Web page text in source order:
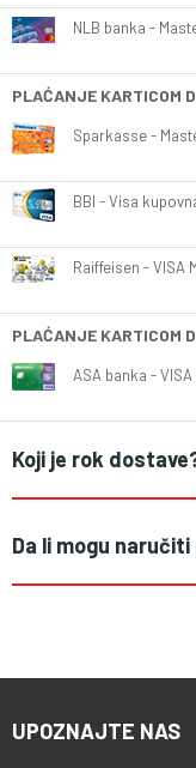
NLB banka -
PLAĆANJE KARTICOM
Sparkasse -
BBI - Visa
Raiffeisen - VISA
PLAĆANJE KARTICOM
ASA banka -
Koji je rok
Da li mogu
UPOZNAJTE NAS